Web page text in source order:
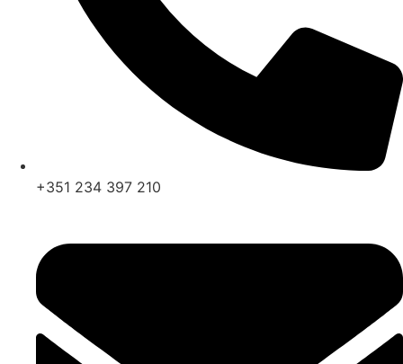
+351 234 397 210